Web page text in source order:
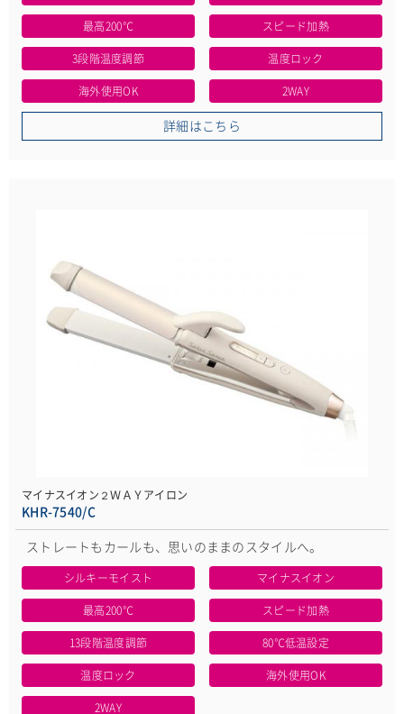
最高200℃ スピード加熱
3段階温度調節 温度ロック
海外使用OK 2WAY
詳細はこちら
マイナスイオン２ＷＡＹアイロン
KHR-7540/C
ストレートもカールも、思いのままのスタイルへ。
シルキーモイスト マイナスイオン
最高200℃ スピード加熱
13段階温度調節 80℃低温設定
温度ロック 海外使用OK
2WAY